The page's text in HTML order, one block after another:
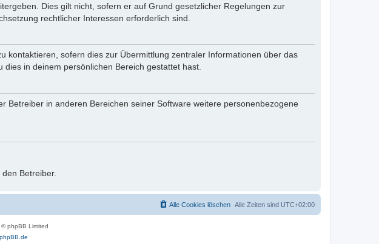
Dies gilt nicht, sofern er auf Grund gesetzlicher Regelungen zur
rechtlicher Interessen erforderlich sind.
kontaktieren, sofern dies zur Übermittlung zentraler Informationen über das
in deinem persönlichen Bereich gestattet hast.
Betreiber in anderen Bereichen seiner Software weitere personenbezogene
Betreiber.
Alle Zeiten sind UTC+02:00
Alle Cookies löschen
phpBB Limited
phpBB.de